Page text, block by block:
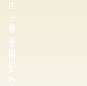
広
が
り
を
愉
し
複
雑
地
形